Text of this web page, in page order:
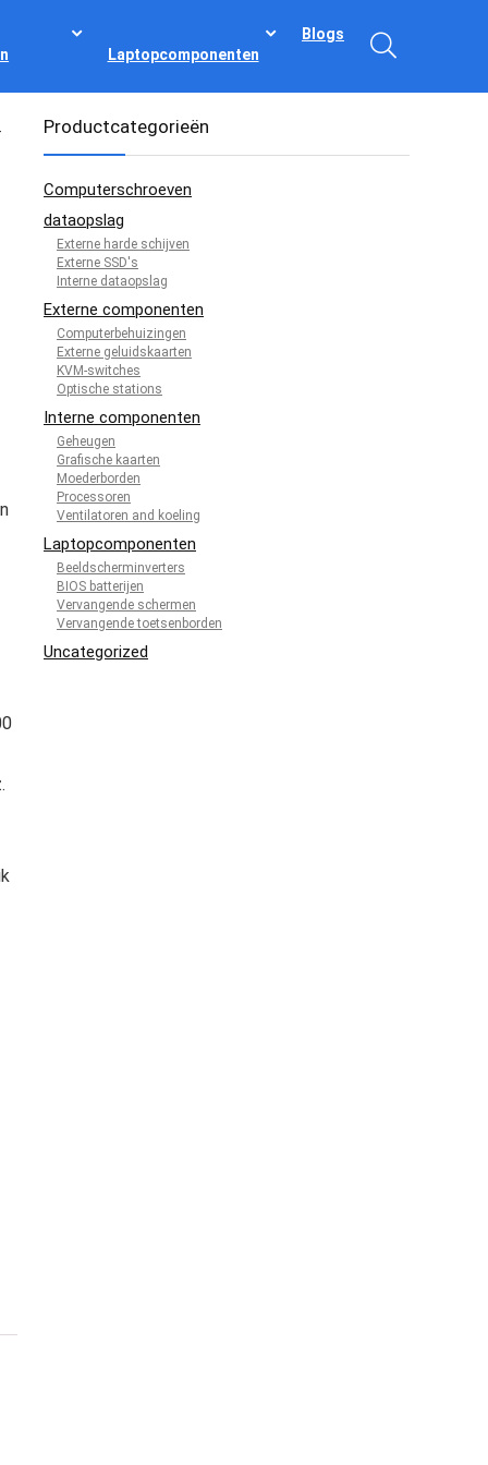
Laptopcomponenten
Blogs
Productcategorieën
Computerschroeven
dataopslag
Externe harde schijven
Externe SSD's
Interne dataopslag
Externe componenten
Computerbehuizingen
Externe geluidskaarten
KVM-switches
Optische stations
Interne componenten
Geheugen
Grafische kaarten
Moederborden
Processoren
Ventilatoren and koeling
Laptopcomponenten
Beeldscherminverters
BIOS batterijen
Vervangende schermen
Vervangende toetsenborden
Uncategorized